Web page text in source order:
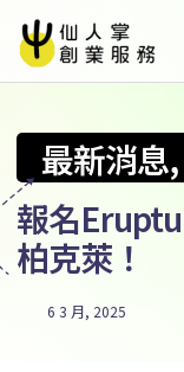
最新消息,
報名
柏克萊！
6 3 月, 2025